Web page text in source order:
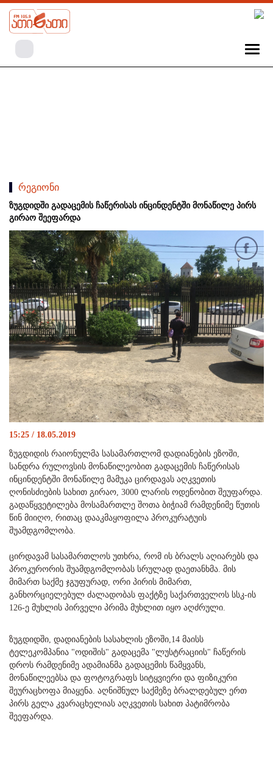
რეგიონი
ზუგდიდში გადაცემის ჩაწერისას ინცინდენტში მონაწილე პირს
გირაო შეეფარდა
15:25 / 18.05.2019
ზუგდიდის რაიონულმა სასამართლომ დადიანების ეზოში,
სანდრა რულოვსის მონაწილეობით გადაცემის ჩაწერისას
ინცინდენტში მონაწილე მამუკა ცირდავას აღკვეთის
ღონისძიების სახით გირაო, 3000 ლარის ოდენობით შეუფარდა.
გადაწყვეტილება მოსამართლე შოთა ბიჭიამ რამდენიმე წუთის
წინ მიიღო, რითაც დააკმაყოფილა პროკურატუის
შუამდგომლობა.
ცირდავამ სასამართლოს უთხრა, რომ ის ბრალს აღიარებს და
პროკურორის შუამდგომლობას სრულად დაეთანხმა. მის
მიმართ საქმე ჯგუფურად, ორი პირის მიმართ,
განხორციელებულ ძალადობას ფაქტზე საქართველოს სსკ-ის
126-ე მუხლის პირველი პრიმა მუხლით იყო აღძრული.
ზუგდიდში, დადიანების სასახლის ეზოში,14 მაისს
ტელეკომპანია "ოდიშის" გადაცემა "ლუსტრაციის" ჩაწერის
დროს რამდენიმე ადამიანმა გადაცემის წამყვანს,
მონაწილეებსა და ფოტოგრაფს სიტყვიერი და ფიზიკური
შეურაცხოფა მიაყენა. აღნიშნულ საქმეზე ბრალდებულ ერთ
პირს გელა კვარაცხელიას აღკვეთის სახით პატიმრობა
შეეფარდა.